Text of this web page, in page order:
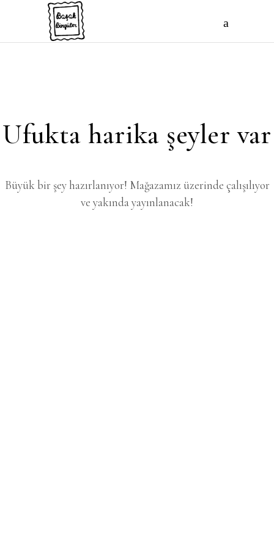
Ufukta harika şeyler var
Büyük bir şey hazırlanıyor! Mağazamız üzerinde çalışılıyor
ve yakında yayınlanacak!